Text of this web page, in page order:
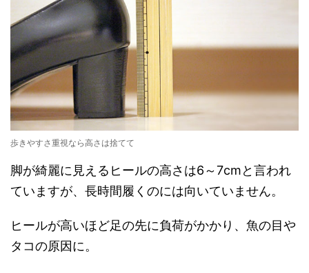
歩きやすさ重視なら高さは捨てて
脚が綺麗に見えるヒールの高さは6～7cmと言われ
ていますが、長時間履くのには向いていません。
ヒールが高いほど足の先に負荷がかかり、魚の目や
タコの原因に。